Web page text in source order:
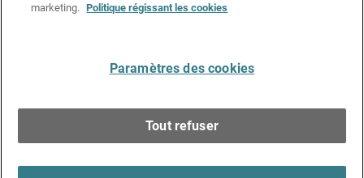
Charte Graphique
marketing. Politique régissant les cookies
Paramètres des cookies
Tout refuser